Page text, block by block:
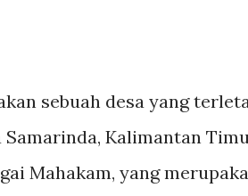
sebuah desa yang
Kalimantan
Mahakam, yang